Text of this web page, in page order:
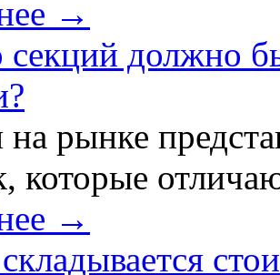
→
секций должно
на рынке
которые
→